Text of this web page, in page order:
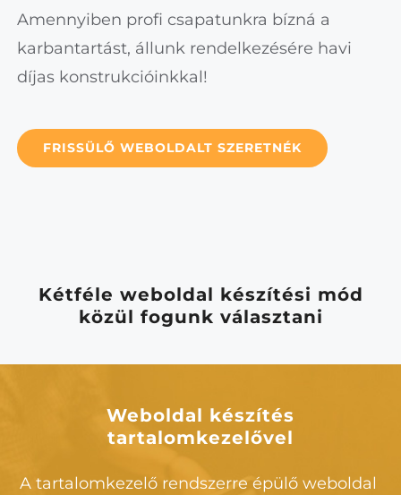
Amennyiben profi csapatunkra bízná a
karbantartást, állunk rendelkezésére havi
díjas konstrukcióinkkal!
FRISSÜLŐ WEBOLDALT SZERETNÉK
Kétféle weboldal készítési mód
közül fogunk választani
Weboldal készítés
tartalomkezelővel
A tartalomkezelő rendszerre épülő weboldal